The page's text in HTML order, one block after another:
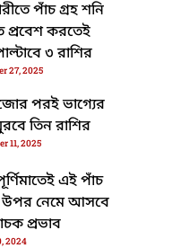
পাঁচ গ্রহ শনি
প্রবেশ করতেই
৩ রাশির
27, 2025
পরই ভাগ্যের
তিন রাশির
11, 2025
এই পাঁচ
উপর নেমে আসবে
প্রভাব
2024